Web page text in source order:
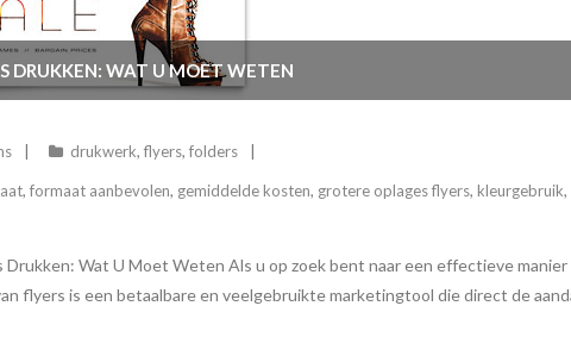
DRUKKEN: WAT U MOET WETEN
drukwerk, flyers, folders
, formaat aanbevolen, gemiddelde kosten, grotere oplages flyers, kleurgebruik,
Wat U Moet Weten Als u op zoek bent naar een effectieve
flyers is een betaalbare en veelgebruikte marketingtool die direct de